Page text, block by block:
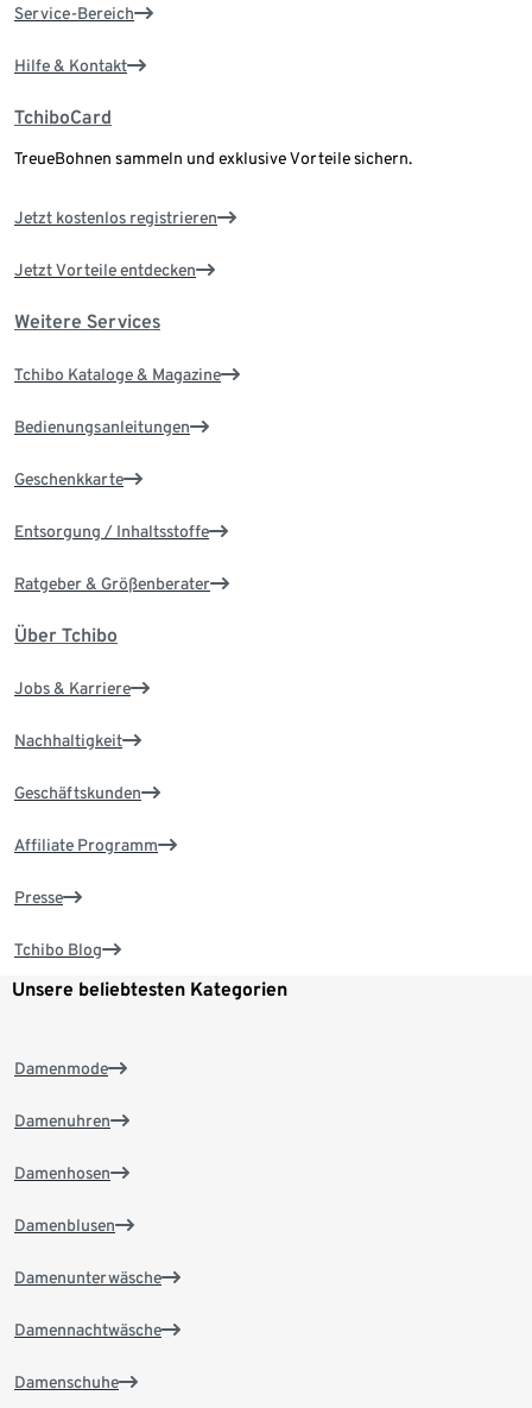
Service-Bereich
Hilfe & Kontakt
TchiboCard
TreueBohnen sammeln und exklusive Vorteile sichern.
Jetzt kostenlos registrieren
Jetzt Vorteile entdecken
Weitere Services
Tchibo Kataloge & Magazine
Bedienungsanleitungen
Geschenkkarte
Entsorgung / Inhaltsstoffe
Ratgeber & Größenberater
Über Tchibo
Jobs & Karriere
Nachhaltigkeit
Geschäftskunden
Affiliate Programm
Presse
Tchibo Blog
Unsere beliebtesten Kategorien
Damenmode
Damenuhren
Damenhosen
Damenblusen
Damenunterwäsche
Damennachtwäsche
Damenschuhe